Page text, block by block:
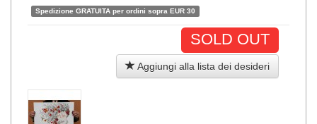
Spedizione GRATUITA per ordini sopra EUR 30
SOLD OUT
Aggiungi alla lista dei desideri